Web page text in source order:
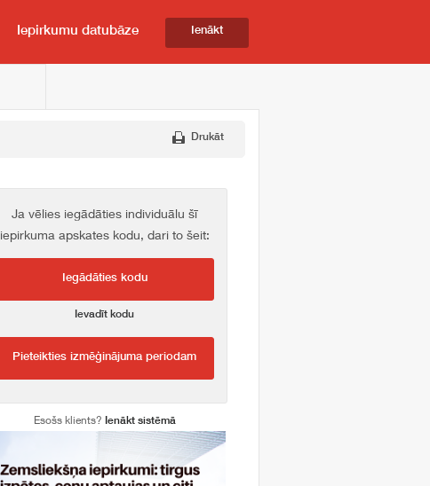
Iepirkumu datubāze Ienākt
Drukāt
Ja vēlies iegādāties individuālu šī
iepirkuma apskates kodu, dari to šeit:
Iegādāties kodu
Ievadīt kodu
Pieteikties izmēģinājuma periodam
Esošs klients? Ienākt sistēmā